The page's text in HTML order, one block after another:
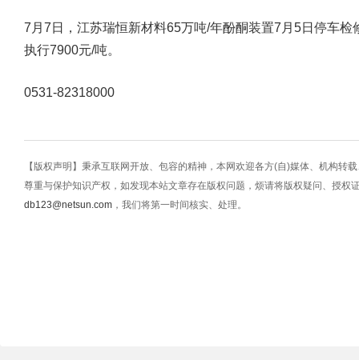
7月7日，江苏瑞恒新材料65万吨/年酚酮装置7月5日停车
执行7900元/吨。
0531-82318000
【版权声明】秉承互联网开放、包容的精神，本网欢迎各方(自)媒体、机构转
尊重与保护知识产权，如发现本站文章存在版权问题，烦请将版权疑问、授权
db123@netsun.com ，我们将第一时间核实、处理。